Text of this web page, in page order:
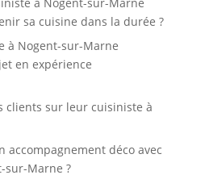
sa cuisine dans la durée ?
à Nogent-sur-Marne
en expérience
clients sur leur cuisiniste à
accompagnement déco avec
sur-Marne ?